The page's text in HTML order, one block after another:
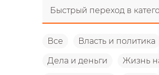
Быстрый переход в
Все Власть и политика
Дела и деньги Жизнь